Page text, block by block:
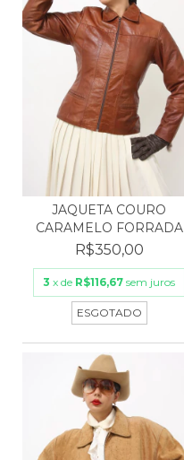
JAQUETA COURO
CARAMELO FORRADA
R$350,00
3 x de R$116,67 sem juros
ESGOTADO